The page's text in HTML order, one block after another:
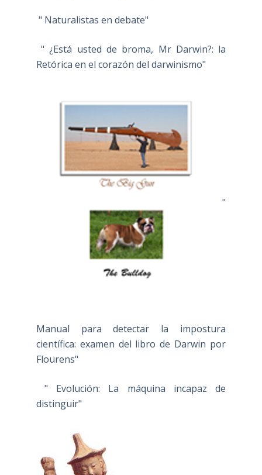
" Naturalistas en debate"
" ¿Está usted de broma, Mr Darwin?: la
Retórica en el corazón del darwinismo"
"
Manual para detectar la impostura
científica: examen del libro de Darwin por
Flourens"
" Evolución: La máquina incapaz de
distinguir"